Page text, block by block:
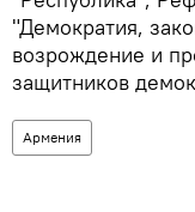
"Демократия,
возрождение и
защитников
Армения